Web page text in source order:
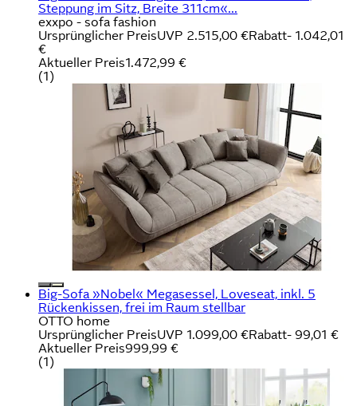
Steppung im Sitz, Breite 311cm«...
exxpo - sofa fashion
Ursprünglicher PreisUVP 2.515,00 €Rabatt- 1.042,01
€
Aktueller Preis1.472,99 €
(1)
Big-Sofa »Nobel« Megasessel, Loveseat, inkl. 5
Rückenkissen, frei im Raum stellbar
OTTO home
Ursprünglicher PreisUVP 1.099,00 €Rabatt- 99,01 €
Aktueller Preis999,99 €
(1)